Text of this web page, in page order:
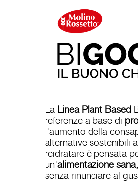
La Linea Plant Based
referenze a base di
l'aumento della
alternative sostenibili
reidratare è pensata
un'alimentazione
senza rinunciare al